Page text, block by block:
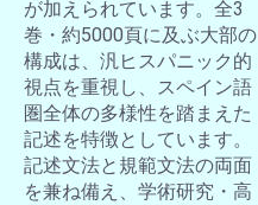
が加えられています。全3
巻・約5000頁に及ぶ大部の
構成は、汎ヒスパニック的
視点を重視し、スペイン語
圏全体の多様性を踏まえた
記述を特徴としています。
記述文法と規範文法の両面
を兼ね備え、学術研究・高